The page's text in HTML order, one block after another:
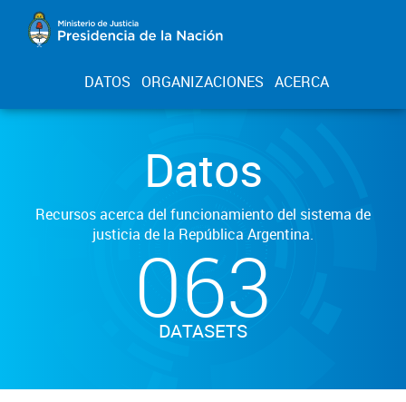
DATOS ORGANIZACIONES ACERCA
Datos
Recursos acerca del funcionamiento del sistema de
justicia de la República Argentina.
063
DATASETS